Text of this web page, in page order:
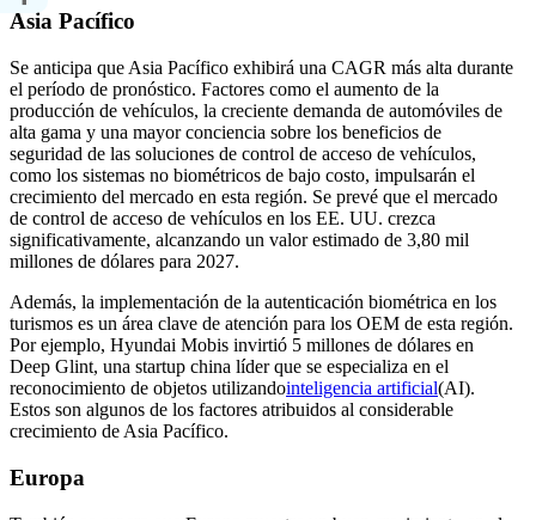
Asia Pacífico
Se anticipa que Asia Pacífico exhibirá una CAGR más alta durante
el período de pronóstico. Factores como el aumento de la
producción de vehículos, la creciente demanda de automóviles de
alta gama y una mayor conciencia sobre los beneficios de
seguridad de las soluciones de control de acceso de vehículos,
como los sistemas no biométricos de bajo costo, impulsarán el
crecimiento del mercado en esta región. Se prevé que el mercado
de control de acceso de vehículos en los EE. UU. crezca
significativamente, alcanzando un valor estimado de 3,80 mil
millones de dólares para 2027.
Además, la implementación de la autenticación biométrica en los
turismos es un área clave de atención para los OEM de esta región.
Por ejemplo, Hyundai Mobis invirtió 5 millones de dólares en
Deep Glint, una startup china líder que se especializa en el
reconocimiento de objetos utilizandointeligencia artificial(AI).
Estos son algunos de los factores atribuidos al considerable
crecimiento de Asia Pacífico.
Europa